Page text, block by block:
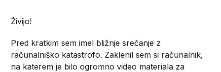
Živijo!
Pred kratkim sem imel bližnje srečanje z
računalniško katastrofo. Zaklenil sem si računalnik,
na katerem je bilo ogromno video materiala za